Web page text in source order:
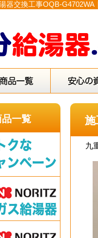
器交換工事OQB-
施
九
一覧